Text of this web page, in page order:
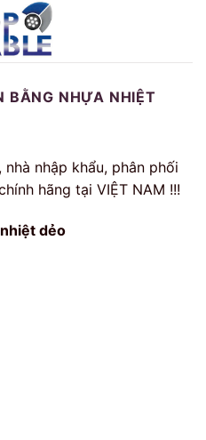
BẰNG NHỰA NHIỆT
nhập khẩu, phân phối
hãng tại VIỆT NAM !!!
dẻo